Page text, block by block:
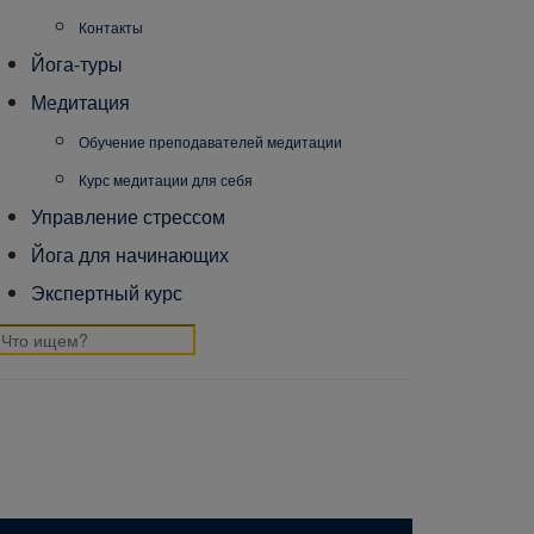
Контакты
Йога-туры
Медитация
Обучение преподавателей медитации
Курс медитации для себя
Управление стрессом
Йога для начинающих
Экспертный курс